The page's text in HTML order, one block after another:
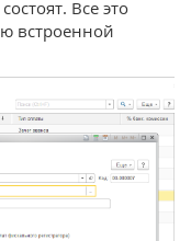
Все это
встроенной